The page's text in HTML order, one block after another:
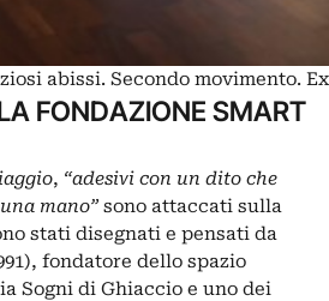
abissi. Secondo movimento.
FONDAZIONE SMART
, “adesivi con un dito che
mano” sono attaccati sulla
stati disegnati e pensati da
fondatore dello spazio
Sogni di Ghiaccio e uno dei